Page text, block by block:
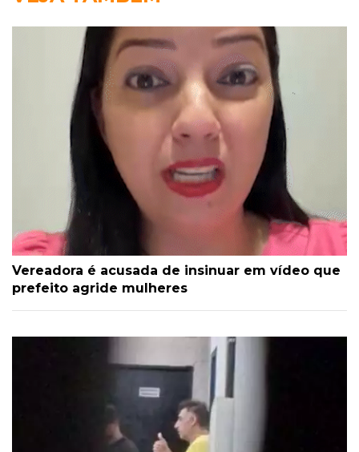
Vereadora é acusada de insinuar em vídeo que
prefeito agride mulheres